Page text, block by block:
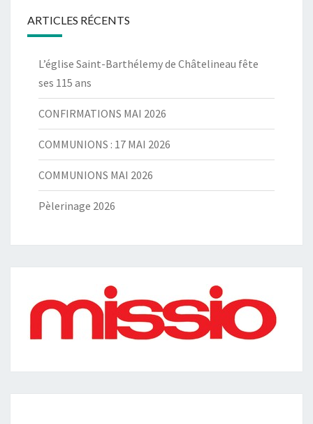
ARTICLES RÉCENTS
L’église Saint-Barthélemy de Châtelineau fête
ses 115 ans
CONFIRMATIONS MAI 2026
COMMUNIONS : 17 MAI 2026
COMMUNIONS MAI 2026
Pèlerinage 2026